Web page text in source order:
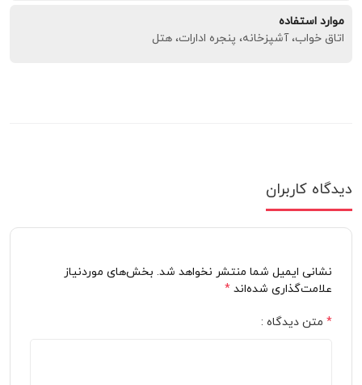
موارد استفاده
اتاق خواب، آشپزخانه، پنجره ادارات، هتل
دیدگاه کاربران
نشانی ایمیل شما منتشر نخواهد شد. بخش‌های موردنیاز
علامت‌گذاری شده‌اند *
* متن دیدگاه :